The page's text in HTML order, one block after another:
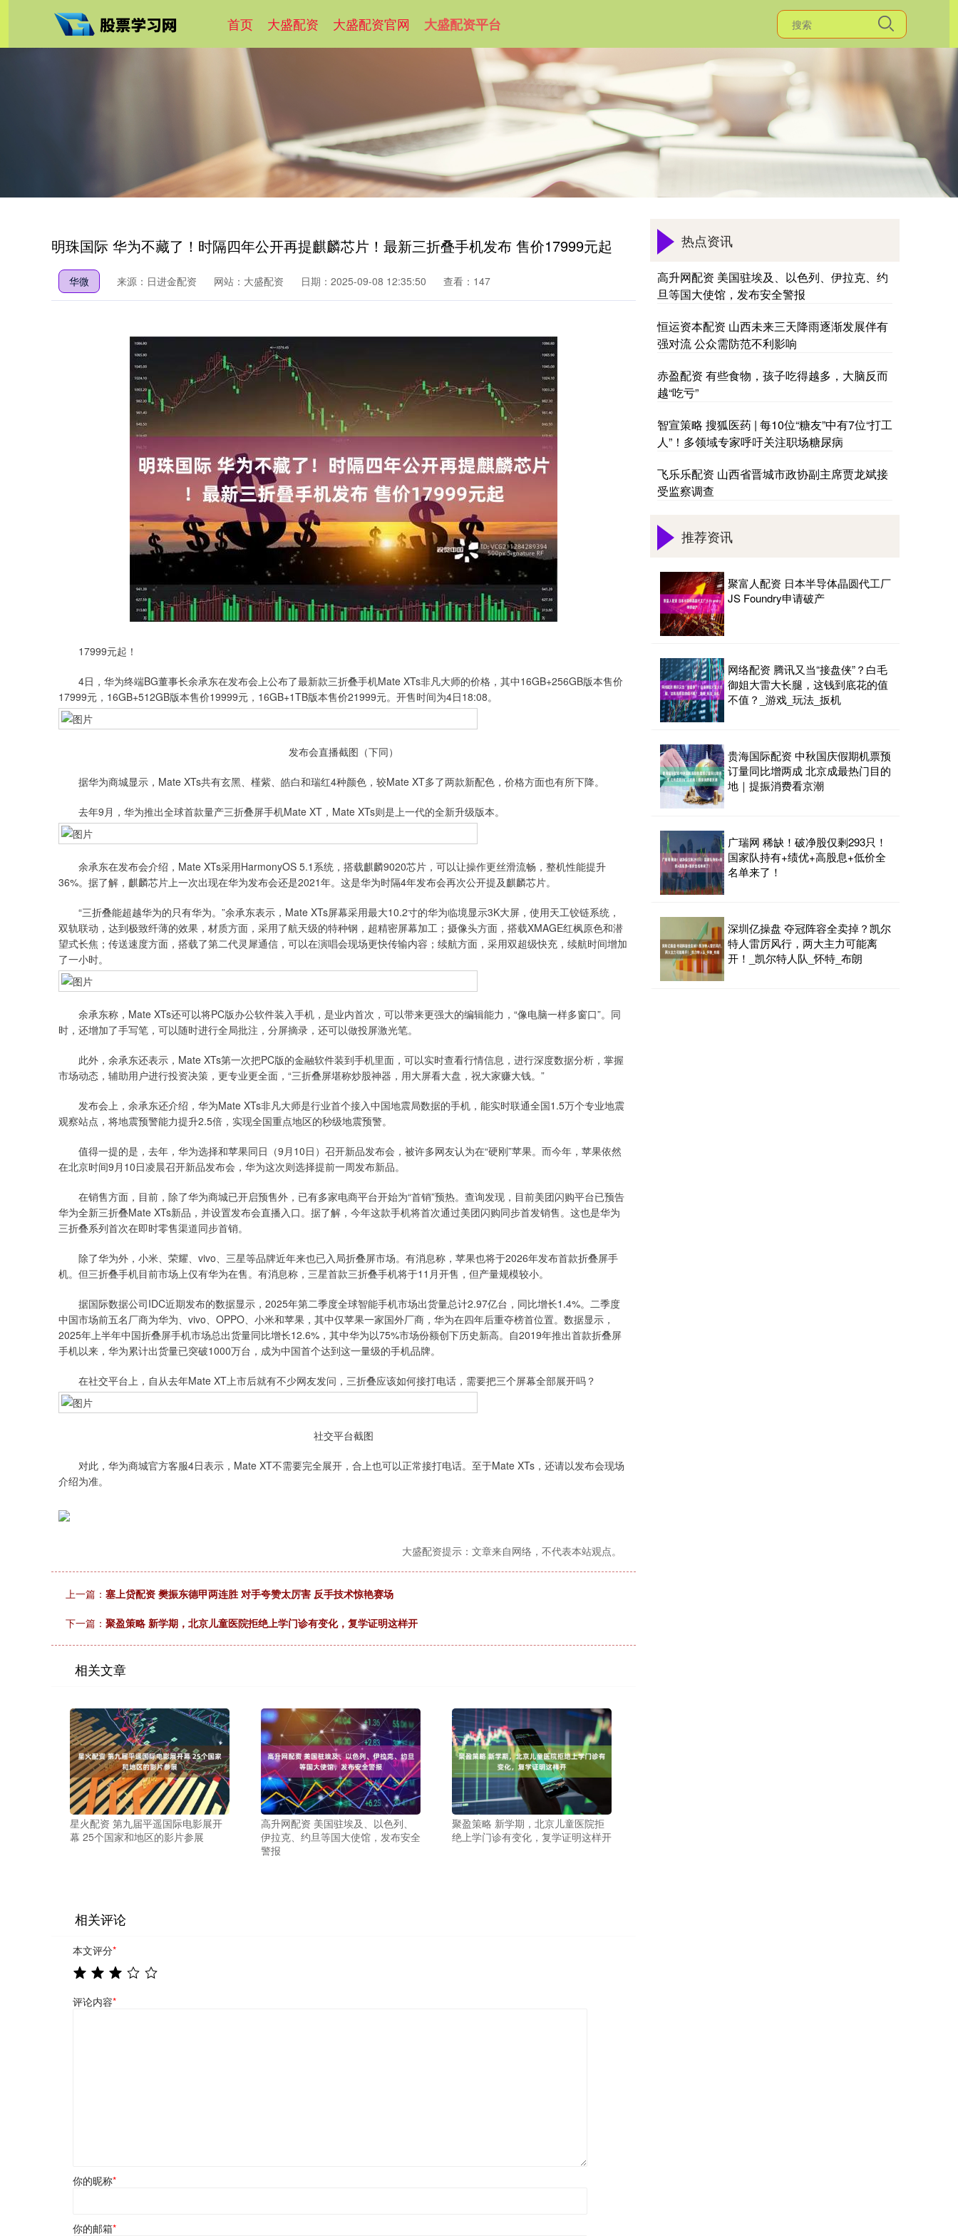
首页 大盛配资 大盛配资官网 大盛配资平台
明珠国际 华为不藏了！时隔四年公开再提麒麟芯片！最新三折叠手机发布 售价17999元起
华微 来源：日进金配资 网站：大盛配资 日期：2025-09-08 12:35:50 查看：147
17999元起！
4日，华为终端BG董事长余承东在发布会上公布了最新款三折叠手机Mate XTs非凡大师的价格，其中16GB+256GB版本售价
17999元，16GB+512GB版本售价19999元，16GB+1TB版本售价21999元。开售时间为4日18:08。
发布会直播截图（下同）
据华为商城显示，Mate XTs共有玄黑、槿紫、皓白和瑞红4种颜色，较Mate XT多了两款新配色，价格方面也有所下降。
去年9月，华为推出全球首款量产三折叠屏手机Mate XT，Mate XTs则是上一代的全新升级版本。
余承东在发布会介绍，Mate XTs采用HarmonyOS 5.1系统，搭载麒麟9020芯片，可以让操作更丝滑流畅，整机性能提升
36%。据了解，麒麟芯片上一次出现在华为发布会还是2021年。这是华为时隔4年发布会再次公开提及麒麟芯片。
“三折叠能超越华为的只有华为。”余承东表示，Mate XTs屏幕采用最大10.2寸的华为临境显示3K大屏，使用天工铰链系统，
双轨联动，达到极致纤薄的效果，材质方面，采用了航天级的特种钢，超精密屏幕加工；摄像头方面，搭载XMAGE红枫原色和潜
望式长焦；传送速度方面，搭载了第二代灵犀通信，可以在演唱会现场更快传输内容；续航方面，采用双超级快充，续航时间增加
了一小时。
余承东称，Mate XTs还可以将PC版办公软件装入手机，是业内首次，可以带来更强大的编辑能力，“像电脑一样多窗口”。同
时，还增加了手写笔，可以随时进行全局批注，分屏摘录，还可以做投屏激光笔。
此外，余承东还表示，Mate XTs第一次把PC版的金融软件装到手机里面，可以实时查看行情信息，进行深度数据分析，掌握
市场动态，辅助用户进行投资决策，更专业更全面，“三折叠屏堪称炒股神器，用大屏看大盘，祝大家赚大钱。”
发布会上，余承东还介绍，华为Mate XTs非凡大师是行业首个接入中国地震局数据的手机，能实时联通全国1.5万个专业地震
观察站点，将地震预警能力提升2.5倍，实现全国重点地区的秒级地震预警。
值得一提的是，去年，华为选择和苹果同日（9月10日）召开新品发布会，被许多网友认为在“硬刚”苹果。而今年，苹果依然
在北京时间9月10日凌晨召开新品发布会，华为这次则选择提前一周发布新品。
在销售方面，目前，除了华为商城已开启预售外，已有多家电商平台开始为“首销”预热。查询发现，目前美团闪购平台已预告
华为全新三折叠Mate XTs新品，并设置发布会直播入口。据了解，今年这款手机将首次通过美团闪购同步首发销售。这也是华为
三折叠系列首次在即时零售渠道同步首销。
除了华为外，小米、荣耀、vivo、三星等品牌近年来也已入局折叠屏市场。有消息称，苹果也将于2026年发布首款折叠屏手
机。但三折叠手机目前市场上仅有华为在售。有消息称，三星首款三折叠手机将于11月开售，但产量规模较小。
据国际数据公司IDC近期发布的数据显示，2025年第二季度全球智能手机市场出货量总计2.97亿台，同比增长1.4%。二季度
中国市场前五名厂商为华为、vivo、OPPO、小米和苹果，其中仅苹果一家国外厂商，华为在四年后重夺榜首位置。数据显示，
2025年上半年中国折叠屏手机市场总出货量同比增长12.6%，其中华为以75%市场份额创下历史新高。自2019年推出首款折叠屏
手机以来，华为累计出货量已突破1000万台，成为中国首个达到这一量级的手机品牌。
在社交平台上，自从去年Mate XT上市后就有不少网友发问，三折叠应该如何接打电话，需要把三个屏幕全部展开吗？
社交平台截图
对此，华为商城官方客服4日表示，Mate XT不需要完全展开，合上也可以正常接打电话。至于Mate XTs，还请以发布会现场
介绍为准。
大盛配资提示：文章来自网络，不代表本站观点。
上一篇： 塞上贷配资 樊振东德甲两连胜 对手夸赞太厉害 反手技术惊艳赛场
下一篇： 聚盈策略 新学期，北京儿童医院拒绝上学门诊有变化，复学证明这样开
相关文章
星火配资 第九届平遥国际电影展开
幕 25个国家和地区的影片参展
高升网配资 美国驻埃及、以色列、
伊拉克、约旦等国大使馆，发布安全
警报
聚盈策略 新学期，北京儿童医院拒
绝上学门诊有变化，复学证明这样开
相关评论
本文评分*
评论内容*
你的昵称*
你的邮箱*
热点资讯
高升网配资 美国驻埃及、以色列、伊拉克、约
旦等国大使馆，发布安全警报
恒运资本配资 山西未来三天降雨逐渐发展伴有
强对流 公众需防范不利影响
赤盈配资 有些食物，孩子吃得越多，大脑反而
越“吃亏”
智宣策略 搜狐医药 | 每10位“糖友”中有7位“打工
人”！多领域专家呼吁关注职场糖尿病
飞乐乐配资 山西省晋城市政协副主席贾龙斌接
受监察调查
推荐资讯
聚富人配资 日本半导体晶圆代工厂
JS Foundry申请破产
网络配资 腾讯又当“接盘侠”？白毛
御姐大雷大长腿，这钱到底花的值
不值？_游戏_玩法_扳机
贵海国际配资 中秋国庆假期机票预
订量同比增两成 北京成最热门目的
地｜提振消费看京潮
广瑞网 稀缺！破净股仅剩293只！
国家队持有+绩优+高股息+低价全
名单来了！
深圳亿操盘 夺冠阵容全卖掉？凯尔
特人雷厉风行，两大主力可能离
开！_凯尔特人队_怀特_布朗